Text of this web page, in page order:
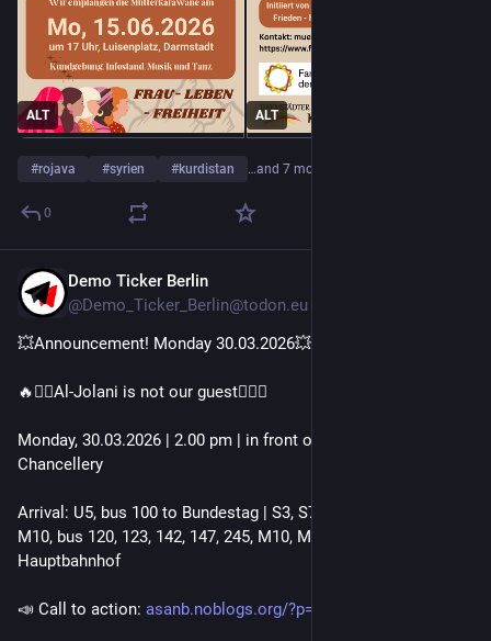
ALT ALT
#rojava #syrien #kurdistan …and 7 more
0
Demo Ticker Berlin
@Demo_Ticker_Berlin@todon.eu
💥Announcement! Monday 30.03.2026💥
🔥✊🏾Al-Jolani is not our guest✊🏾🔥
Monday, 30.03.2026 | 2.00 pm | in front of the Federal
Chancellery
Arrival: U5, bus 100 to Bundestag | S3, S7, S9, tram M5, M8,
M10, bus 120, 123, 142, 147, 245, M10, M41, M85 to Berlin
Hauptbahnhof
📣 Call to action: asanb.noblogs.org/?p=16366